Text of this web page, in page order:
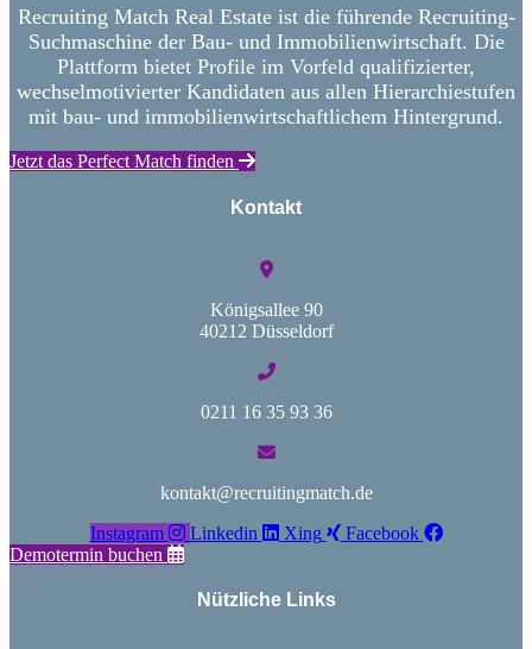
Recruiting Match Real Estate ist die führende Recruiting-
Suchmaschine der Bau- und Immobilienwirtschaft. Die
Plattform bietet Profile im Vorfeld qualifizierter,
wechselmotivierter Kandidaten aus allen Hierarchiestufen
mit bau- und immobilienwirtschaftlichem Hintergrund.
Jetzt das Perfect Match finden
Kontakt
Königsallee 90
40212 Düsseldorf
0211 16 35 93 36
kontakt@recruitingmatch.de
Instagram
Linkedin Xing
Facebook
Demotermin buchen
Nützliche Links